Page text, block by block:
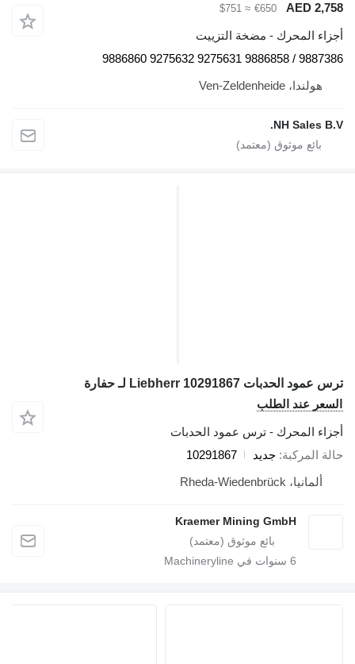
AED 2,758
€650
≈ $751
أجزاء المحرك - مضخة التزييت
9887386 / 9886858 9275631 9275632 9886860
هولندا، Ven-Zeldenheide
NH Sales B.V.
ترس عمود الحدبات Liebherr 10291867 لـ حفارة
السعر عند الطلب
أجزاء المحرك - ترس عمود الحدبات
حالة المركبة جديد
10291867
ألمانيا، Rheda-Wiedenbrück
Kraemer Mining GmbH
6 سنوات في Machineryline